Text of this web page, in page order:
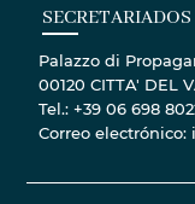
Palazzo di
00120 CITTA' DEL
Tel.: +39 06 698
Correo